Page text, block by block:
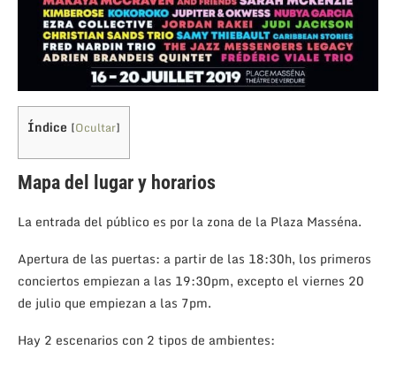
Índice [Ocultar]
Mapa del lugar y horarios
La entrada del público es por la zona de la Plaza Masséna.
Apertura de las puertas: a partir de las 18:30h, los primeros
conciertos empiezan a las 19:30pm, excepto el viernes 20
de julio que empiezan a las 7pm.
Hay 2 escenarios con 2 tipos de ambientes: